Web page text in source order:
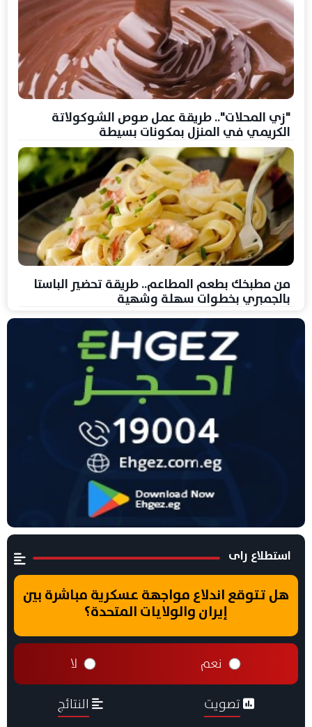
"زي المحلات".. طريقة عمل صوص الشوكولاتة
الكريمي في المنزل بمكونات بسيطة
من مطبخك بطعم المطاعم.. طريقة تحضير الباستا
بالجمبري بخطوات سهلة وشهية
استطلاع راى
هل تتوقع اندلاع مواجهة عسكرية مباشرة بين
إيران والولايات المتحدة؟
نعم لا
تصويت النتائج